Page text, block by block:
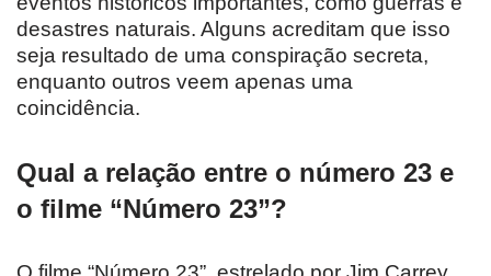
desastres naturais. Alguns acreditam que isso
seja resultado de uma conspiração secreta,
enquanto outros veem apenas uma
coincidência.
Qual a relação entre o número 23 e
o filme “Número 23”?